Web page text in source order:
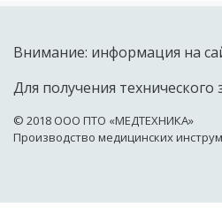
Внимание: информация на
Для получения
© 2018 OOO ПТО «МЕДТЕХНИКА»
Производство медицинских